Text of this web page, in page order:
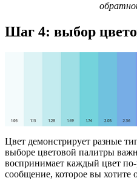
Шаг 4: выбор
Цвет демонстрирует разные
выборе цветовой палитры
воспринимает каждый цвет по-
сообщение, которое вы хотите